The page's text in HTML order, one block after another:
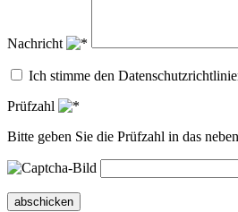
Nachricht
Ich stimme den
Prüfzahl
Bitte geben Sie die Prüfzahl in das
abschicken